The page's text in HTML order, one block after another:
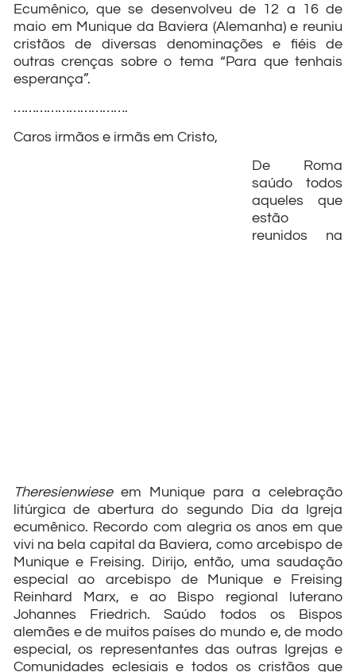
Ecumênico, que se desenvolveu de 12 a 16 de
maio em Munique da Baviera (Alemanha) e reuniu
cristãos de diversas denominações e fiéis de
outras crenças sobre o tema “Para que tenhais
esperança”.
………………………….
Caros irmãos e irmãs em Cristo,
De Roma
saúdo todos
aqueles que
estão
reunidos na
Theresienwieseem Munique para a celebração
litúrgica de abertura do segundo Dia da Igreja
ecumênico. Recordo com alegria os anos em que
vivi na bela capital da Baviera, como arcebispo de
Munique e Freising. Dirijo, então, uma saudação
especial ao arcebispo de Munique e Freising
Reinhard Marx, e ao Bispo regional luterano
Johannes Friedrich. Saúdo todos os Bispos
alemães e de muitos países do mundo e, de modo
especial, os representantes das outras Igrejas e
Comunidades eclesiais e todos os cristãos que